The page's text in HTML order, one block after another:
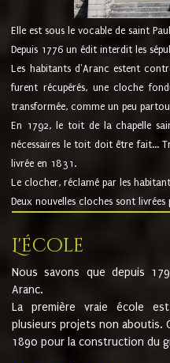
Elle est sous le vocable de saint
Depuis 1776 un édit interdit les
Les habitants d'Aranc estent
furent récupérés, une cloche
transformée, comme un peu
En 1792, le toit de la chapelle
nécessaires le toit doit être fait...
livrée en 1831.
Le clocher, réclamé par les
Deux nouvelles cloches sont
L'école
Nous savons que depuis
Aranc.
La première vraie école
plusieurs projets non aboutis.
1890 pour la construction du